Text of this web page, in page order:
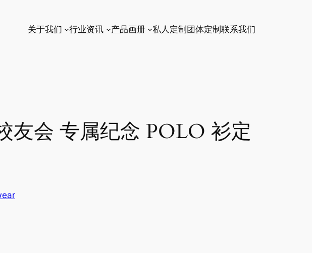
关于我们 行业资讯 产品画册 私人定制 团体定制 联系我们
友会 专属纪念 POLO 衫定